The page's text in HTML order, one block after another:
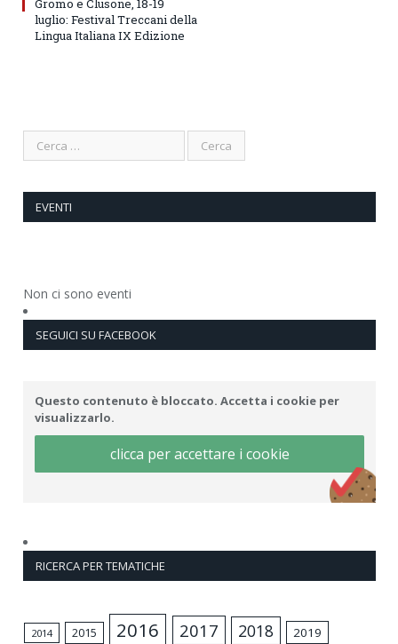
Gromo e Clusone, 18-19
luglio: Festival Treccani della
Lingua Italiana IX Edizione
EVENTI
Non ci sono eventi
SEGUICI SU FACEBOOK
Questo contenuto è bloccato. Accetta i cookie per
visualizzarlo.
clicca per accettare i cookie
RICERCA PER TEMATICHE
2014 2015 2016 2017 2018 2019